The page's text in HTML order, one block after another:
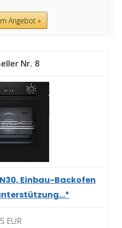
Angebot »
8
N30, Einbau-Backofen
EUR